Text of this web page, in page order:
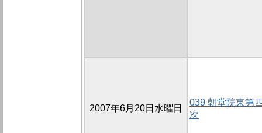
2007年6月20日水曜日
039 朝堂院東第
次